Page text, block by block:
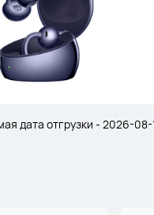
дата отгрузки - 2026-08-